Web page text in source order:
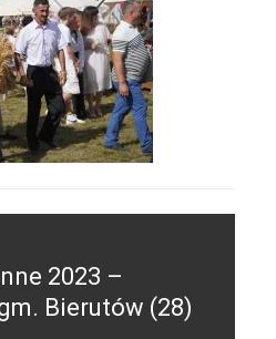
2023 –
Bierutów (28)